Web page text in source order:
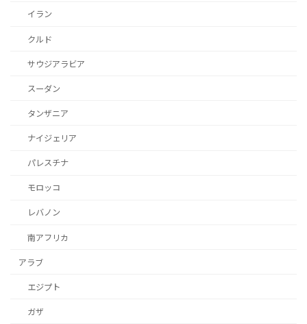
イラン
クルド
サウジアラビア
スーダン
タンザニア
ナイジェリア
パレスチナ
モロッコ
レバノン
南アフリカ
アラブ
エジプト
ガザ